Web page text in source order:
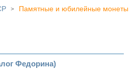
>
Памятные и юбилейные монеты
Федорина)